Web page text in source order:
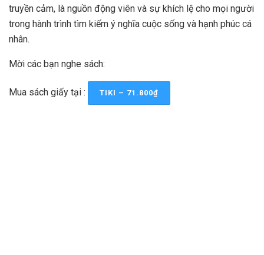
truyền cảm, là nguồn động viên và sự khích lệ cho mọi người
trong hành trình tìm kiếm ý nghĩa cuộc sống và hạnh phúc cá
nhân.
Mời các bạn nghe sách:
Mua sách giấy tại : TIKI – 71.800₫